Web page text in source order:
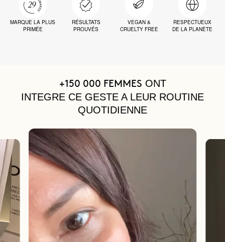
MARQUE LA PLUS
PRIMÉE
RÉSULTATS
PROUVÉS
VEGAN &
CRUELTY FREE
RESPECTUEUX
DE LA PLANÈTE
+150 000 FEMMES ONT
INTEGRE CE GESTE A LEUR ROUTINE
QUOTIDIENNE